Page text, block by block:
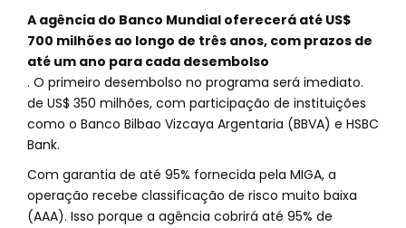
A agência do Banco Mundial oferecerá até US$
700 milhões ao longo de três anos, com prazos de
até um ano para cada desembolso
. O primeiro desembolso no programa será imediato.
de US$ 350 milhões, com participação de instituições
como o Banco Bilbao Vizcaya Argentaria (BBVA) e HSBC
Bank.
Com garantia de até 95% fornecida pela MIGA, a
operação recebe classificação de risco muito baixa
(AAA). Isso porque a agência cobrirá até 95% de